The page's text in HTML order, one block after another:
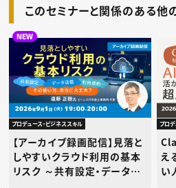
このセミナーと関係のある他
NEW
プロデュース・ビジネススキル
【アーカイブ録画配信】見落と
しやすいクラウド利用の基本
リスク ～共有設定・データ送
プロデ
え
い